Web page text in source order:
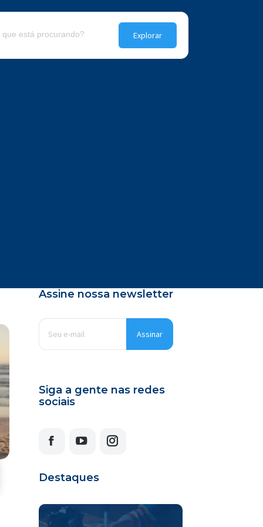
Assine nossa newsletter
mail *
Siga a gente nas redes
sociais
FacebookYouTubeInstagram
Destaques